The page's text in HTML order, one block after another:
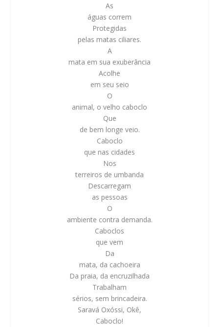
As
águas correm
Protegidas
pelas matas ciliares.
A
mata em sua exuberância
Acolhe
em seu seio
O
animal, o velho caboclo
Que
de bem longe veio.
Caboclo
que nas cidades
Nos
terreiros de umbanda
Descarregam
as pessoas
O
ambiente contra demanda.
Caboclos
que vem
Da
mata, da cachoeira
Da praia, da encruzilhada
Trabalham
sérios, sem brincadeira.
Saravá Oxóssi, Okê,
Caboclo!